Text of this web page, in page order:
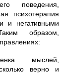
поведения,
психотерапия
и негативными
образом,
мыслей,
верно и